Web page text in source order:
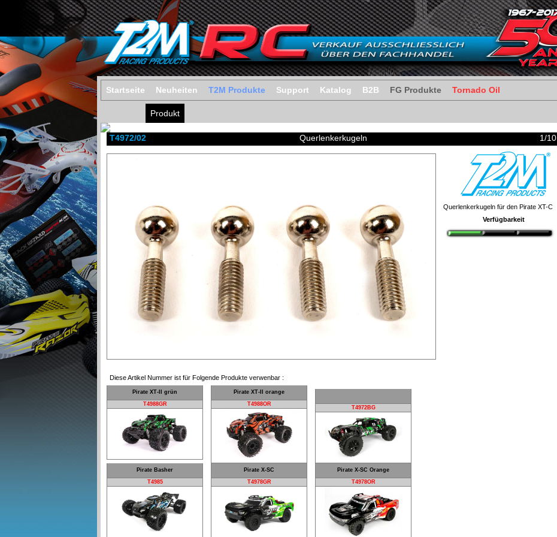
Startseite Neuheiten T2M Produkte Support Katalog B2B FG Produkte Tornado Oil
Produkt
T4972/02 Querlenkerkugeln 1/10
Querlenkerkugeln für den Pirate XT-C
Verfügbarkeit
Diese Artikel Nummer ist für Folgende Produkte verwenbar :
Pirate XT-II grün
T4988GR
Pirate XT-II orange
T4988OR
T4972BG
Pirate Basher
T4985
Pirate X-SC
T4978GR
Pirate X-SC Orange
T4978OR